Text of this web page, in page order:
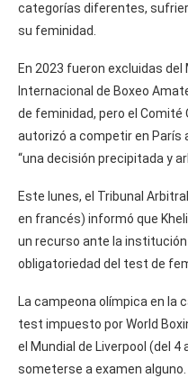
categorías diferentes,
su feminidad.
En 2023 fueron excluidas
Internacional de Boxeo
de feminidad, pero el Comité
autorizó a competir en París
“una decisión precipitada y
Este lunes, el Tribunal
en francés) informó que
un recurso ante la
obligatoriedad del test de
La campeona olímpica en la
test impuesto por World
el Mundial de Liverpool (del
someterse a examen alguno.